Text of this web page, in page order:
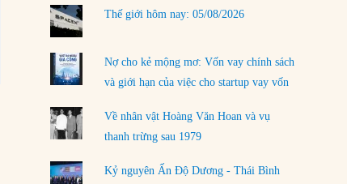
phải chịu đựng?
30/07/2026
Tập tìm cách chôn vùi bê bối chấn động vòng
tròn thân cận của mình
LOAD MORE
Thế giới hôm nay: 05/08/2026
Nợ cho kẻ mộng mơ: Vốn vay chính sách
và giới hạn của việc cho startup vay vốn
Về nhân vật Hoàng Văn Hoan và vụ
thanh trừng sau 1979
Kỷ nguyên Ấn Độ Dương - Thái Bình